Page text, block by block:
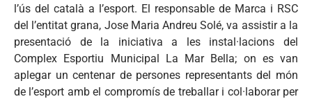
l’ús del català a l’esport. El responsable de Marca i RSC
del l’entitat grana, Jose Maria Andreu Solé, va assistir a la
presentació de la iniciativa a les instal·lacions del
Complex Esportiu Municipal La Mar Bella; on es van
aplegar un centenar de persones representants del món
de l’esport amb el compromís de treballar i col·laborar per